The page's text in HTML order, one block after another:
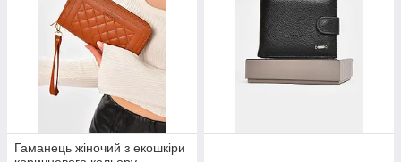
Гаманець жіночий з екошкіри